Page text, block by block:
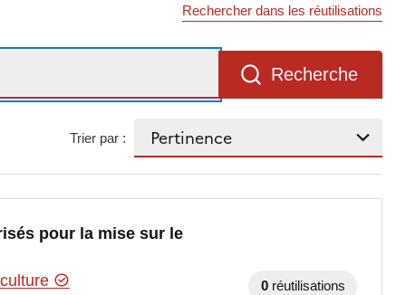
Rechercher dans les réutilisations
Recherche
Trier par :
pour la mise sur le
0 réutilisations